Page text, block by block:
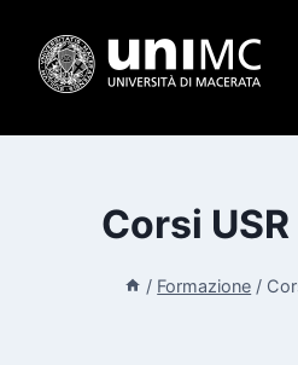
contenuto
Corsi
/ Formazione /